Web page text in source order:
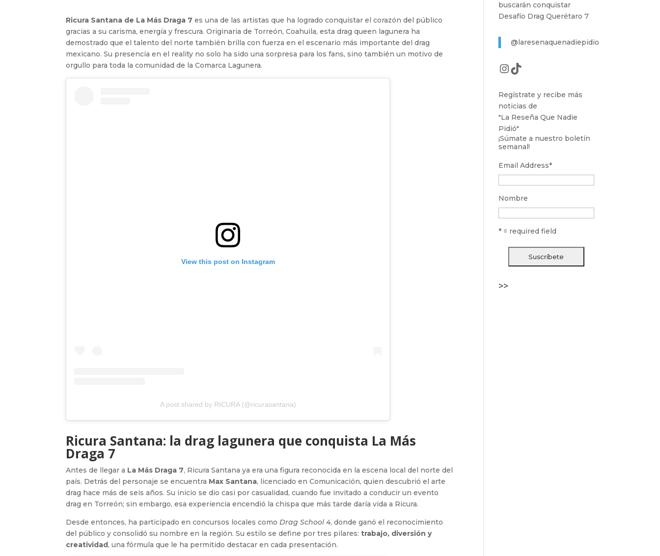
Ricura Santana de La Más Draga 7 es una de las artistas que ha logrado conquistar el corazón del público
gracias a su carisma, energía y frescura. Originaria de Torreón, Coahuila, esta drag queen lagunera ha
demostrado que el talento del norte también brilla con fuerza en el escenario más importante del drag
mexicano. Su presencia en el reality no solo ha sido una sorpresa para los fans, sino también un motivo de
orgullo para toda la comunidad de la Comarca Lagunera.
View this post on Instagram
A post shared by RICURA (@ricurasantana)
Ricura Santana: la drag lagunera que conquista La Más
Draga 7
Antes de llegar a La Más Draga 7, Ricura Santana ya era una figura reconocida en la escena local del norte del
país. Detrás del personaje se encuentra Max Santana, licenciado en Comunicación, quien descubrió el arte
drag hace más de seis años. Su inicio se dio casi por casualidad, cuando fue invitado a conducir un evento
drag en Torreón; sin embargo, esa experiencia encendió la chispa que más tarde daría vida a Ricura.
Desde entonces, ha participado en concursos locales comoDrag School 4, donde ganó el reconocimiento
del público y consolidó su nombre en la región. Su estilo se define por tres pilares:trabajo, diversión y
creatividad, una fórmula que le ha permitido destacar en cada presentación.
buscarán conquistar
Desafío Drag Querétaro 7
@laresenaquenadiepidio
Instagram
TikTok
Regístrate y recibe más
noticias de
"La Reseña Que Nadie
Pidió"
¡Súmate a nuestro boletín
semanal!
Email Address*
Nombre
* = required field
>>